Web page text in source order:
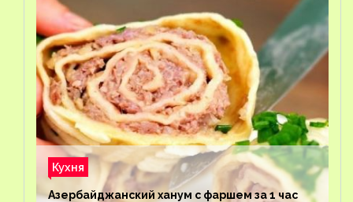
Кухня
Азербайджанский ханум с фаршем за 1 час